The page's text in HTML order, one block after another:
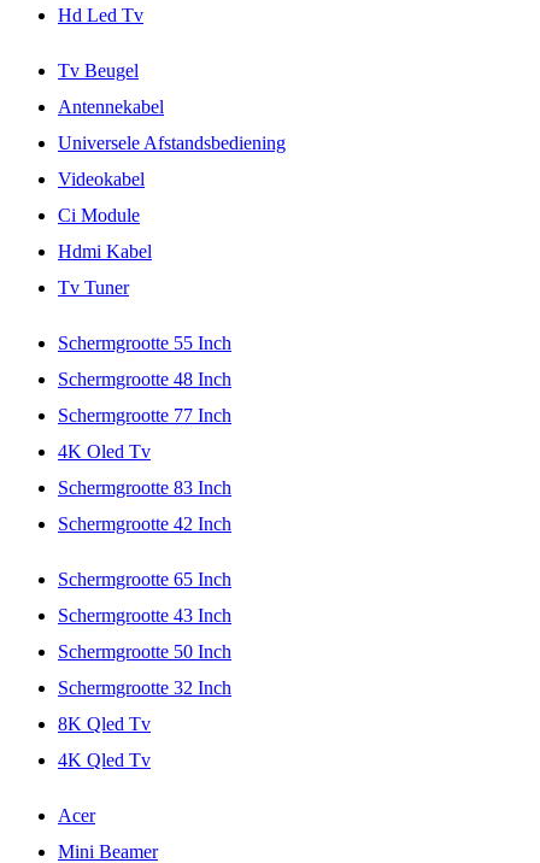
Hd Led Tv
Tv Beugel
Antennekabel
Universele Afstandsbediening
Videokabel
Ci Module
Hdmi Kabel
Tv Tuner
Schermgrootte 55 Inch
Schermgrootte 48 Inch
Schermgrootte 77 Inch
4K Oled Tv
Schermgrootte 83 Inch
Schermgrootte 42 Inch
Schermgrootte 65 Inch
Schermgrootte 43 Inch
Schermgrootte 50 Inch
Schermgrootte 32 Inch
8K Qled Tv
4K Qled Tv
Acer
Mini Beamer